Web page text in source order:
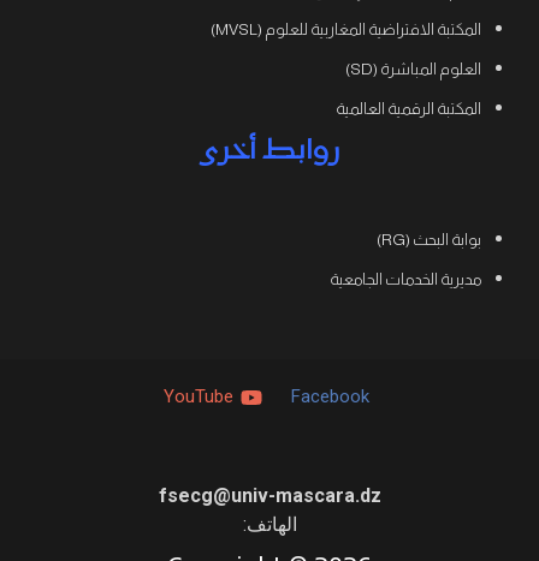
المكتبة الافتراضية المغاربية للعلوم (MVSL)
العلوم المباشرة (SD)
المكتبة الرقمية العالمية
روابط أخرى
بوابة البحث (RG)
مديرية الخدمات الجامعية
Facebook
YouTube
fsecg@univ-mascara.dz
الهاتف: